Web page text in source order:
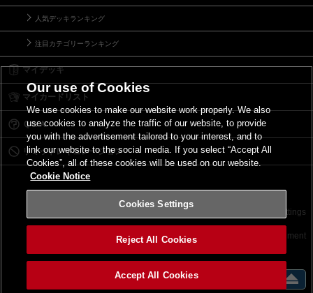
人気デッキランキング
注目カテゴリーランキング
マイデッキ
マイカードリスト
Ｑ＆Ａ
リミットレギュレーション
サイトポリシー Cookies Settings
©2026 Konami Digital Entertainment
Our use of Cookies
We use cookies to make our website work properly. We also
use cookies to analyze the traffic of our website, to provide
you with the advertisement tailored to your interest, and to
link our website to the social media. If you select “Accept All
Cookies”, all of these cookies will be used on our website.
Cookie Notice
Cookies Settings
Reject All Cookies
Accept All Cookies